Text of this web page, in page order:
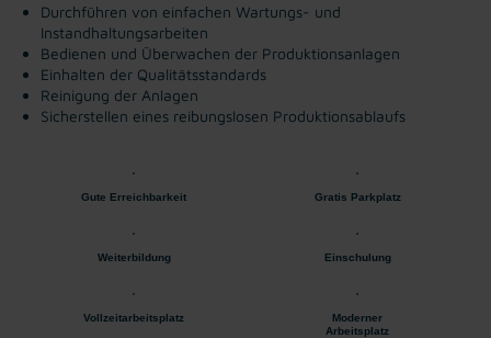
Durchführen von einfachen Wartungs- und
Instandhaltungsarbeiten
Bedienen und Überwachen der Produktionsanlagen
Einhalten der Qualitätsstandards
Reinigung der Anlagen
Sicherstellen eines reibungslosen Produktionsablaufs
Gute Erreichbarkeit Gratis Parkplatz
Weiterbildung Einschulung
Vollzeitarbeitsplatz
Moderner
Arbeitsplatz